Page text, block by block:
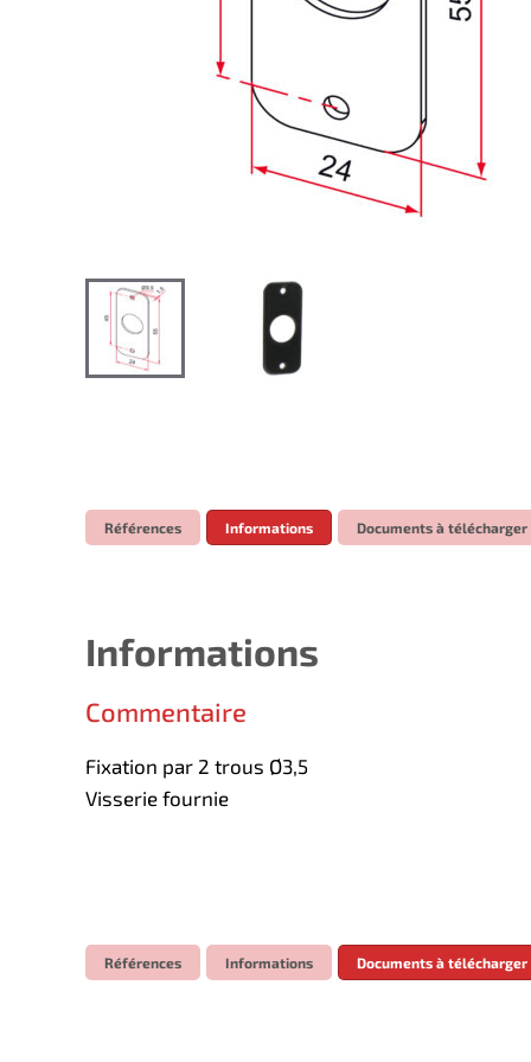
Références Informations Documents à télécharger
Informations
Commentaire
Fixation par 2 trous Ø3,5
Visserie fournie
Références Informations Documents à télécharger